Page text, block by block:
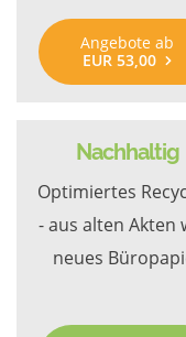
Angebote ab
EUR 53,00
Nachhaltig
Optimiertes
- aus alten Akten
neues